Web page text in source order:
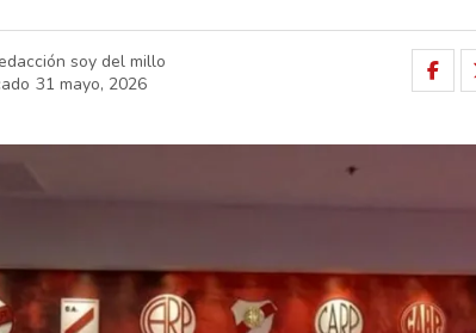
soy del millo
31 mayo, 2026